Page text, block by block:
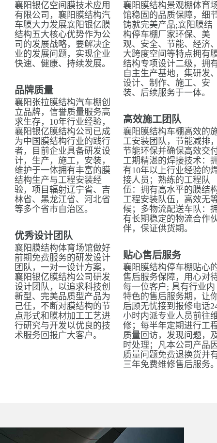
襄阳银亿空间膜技术应用
有限公司，襄阳膜结构汽
车膜大力发展襄阳银亿膜
结构五大核心优势作为公
司的发展战略，要解决企
业的发展问题，实现企业
快速、健康、持续发展。
品牌质量
襄阳张拉膜结构汽车棚创
立品牌，信誉质量服务高
求生存，10年行业经验，
襄阳银亿膜结构公司已成
为中国膜结构行业的践行
者，目前企业具备研发设
计，生产，施工，安装，
维护于一体拥有丰富的膜
结构生产与工程安装经
验，项目辐射辽宁省、吉
林省、黑龙江省、河北省
等多个省市自治区。
优秀设计团队
襄阳膜结构体育场馆做好
前期免费服务的研发设计
团队，一对一设计方案，
襄阳银亿膜结构公司研发
设计团队，以追求科技创
新型、完美品质型产品为
己任，不断对膜结构的节
点形式和膜材加工工艺进
行研究与开发以优良的技
术服务回报广大客户。
襄阳膜结构景观棚体育
馆稳固的品质保障，细
铸就完美产品;襄阳膜结
构停车棚厂家环保、美
观、安全、节能、经济
大跨度空间等特点拥有
结构专项设计二级，拥
自主生产基地，集研发
设计、制作、施工、安
装、后续服务于一体。
高效施工团队
襄阳膜结构车棚高效的
工安装团队，节能减排
节能环保并确保高效交
工期精湛的焊接技术：
有10年以上行业经验的
接人员；熟练的工程队
伍：拥有高水平的膜结
工程安装队伍，高效无
候；多物流配送车队：
有长期稳定的物流合作
伴，保证供货期。
贴心售后服务
襄阳膜结构停车棚贴心
售后服务保障，用心对
每一位客户; 具有行业内
特色的售后服务期，让
后顾无忧接到报修电话
小时内派专业人员前往
修；每半年定期进行工
质量回访，发现问题，
时处理；凡本公司产品
质量问题免费退换货并
三年免费维修售后服务